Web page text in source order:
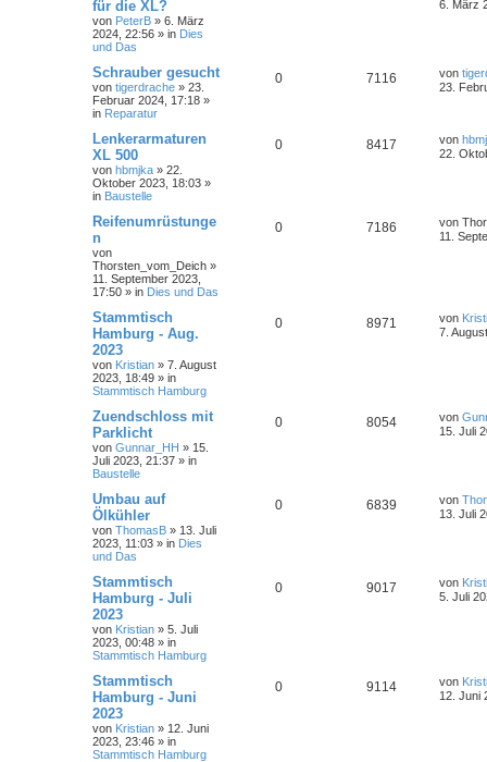
für die XL?
von PeterB » 6. März
2024, 22:56 » in Dies
und Das
6. März
Schrauber gesucht
von tigerdrache » 23.
Februar 2024, 17:18 »
in Reparatur
0 7116 von
23.
Lenkerarmaturen
XL 500
von hbmjka » 22.
Oktober 2023, 18:03 »
in Baustelle
0 8417 von
22.
Reifenumrüstunge
n
von
Thorsten_vom_Deich »
11. September 2023,
17:50 » in Dies und Das
0 7186 von
11.
Stammtisch
Hamburg - Aug.
2023
von Kristian » 7. August
2023, 18:49 » in
Stammtisch Hamburg
0 8971 von
7.
Zuendschloss mit
Parklicht
von Gunnar_HH » 15.
Juli 2023, 21:37 » in
Baustelle
0 8054 von
15. Juli
Umbau auf
Ölkühler
von ThomasB » 13. Juli
2023, 11:03 » in Dies
und Das
0 6839 von
13. Juli
Stammtisch
Hamburg - Juli
2023
von Kristian » 5. Juli
2023, 00:48 » in
Stammtisch Hamburg
0 9017 von
5. Juli
Stammtisch
Hamburg - Juni
2023
von Kristian » 12. Juni
2023, 23:46 » in
Stammtisch Hamburg
0 9114 von
12. Juni